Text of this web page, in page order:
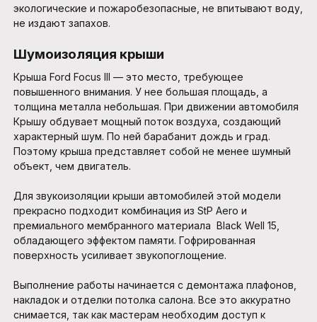
экологические и пожаробезопасные, не впитывают воду,
не издают запахов.
Шумоизоляция крыши
Крыша Ford Focus III — это место, требующее
повышенного внимания. У нее большая площадь, а
толщина металла небольшая. При движении автомобиля
Крышу обдувает мощный поток воздуха, создающий
характерный шум. По ней барабанит дождь и град.
Поэтому крыша представляет собой не менее шумный
объект, чем двигатель.
Для звукоизоляции крыши автомобилей этой модели
прекрасно подходит комбинация из StP Aero и
премиального мембранного материала Black Well 15,
обладающего эффектом памяти. Гофрированная
поверхность усиливает звукопоглощение.
Выполнение работы начинается с демонтажа плафонов,
накладок и отделки потолка салона. Все это аккуратно
снимается, так как мастерам необходим доступ к